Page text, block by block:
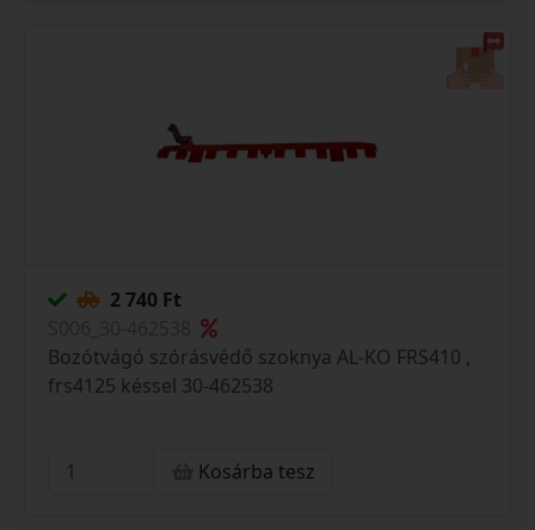
2 740 Ft
Bozótvágó szórásvédő szoknya AL-KO FRS410 ,
frs4125 késsel 30-462538
Kosárba tesz